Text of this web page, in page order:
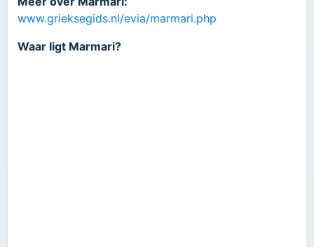
www.grieksegids.nl/evia/marmari.php
Waar ligt Marmari?